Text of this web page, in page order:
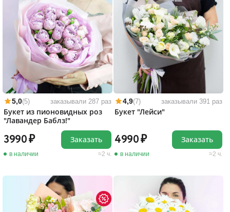
5,0(5) заказывали 287 раз
Букет из пионовидных роз
"Лавандер Баблз!"
3990
в наличии 2 ч.
Заказать
4,9(7) заказывали 391 раз
Букет "Лейси"
4990
в наличии 2 ч.
Заказать